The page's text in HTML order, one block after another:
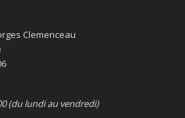
Clemenceau
(du lundi au vendredi)